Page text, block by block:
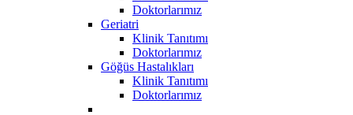
Doktorlarımız
Geriatri
Klinik Tanıtımı
Doktorlarımız
Göğüs Hastalıkları
Klinik Tanıtımı
Doktorlarımız